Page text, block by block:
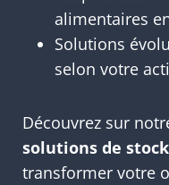
alimentaires
Solutions
selon votre
Découvrez sur
solutions de
transformer votre